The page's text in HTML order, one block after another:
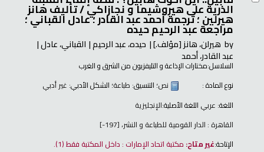
الذرية على هيروشيما و نجازاكي /تأليف هانز
هيرلين ؛ ترجمة أحمد عبد القادر ؛ عادل القباني ؛
مراجعة عبد الرحيم حيده
by هيرلن، هانز[مؤلف.] حيده، عبد الرحيم القباني، عادل
عبد القادر، أحمد
السلاسل:مختارات الإذاعة و التليفزيون من الشرق و الغرب
نوع المادة :
نص؛ التنسيق: طباعة؛ الشكل الأدبي: غير أدبي
اللغة: عربي اللغة الأصلية:الإنجليزية
القاهرة : الدار القومية للطباعة و النشر، [197-]
الإتاحة:غير متاح: مكتبة اتحاد الإمارات : داخل المكتبة فقط(1).